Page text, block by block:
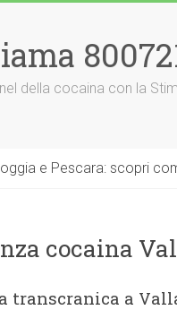
della cocaina con la
e Pescara: scopri
cocaina
transcranica a